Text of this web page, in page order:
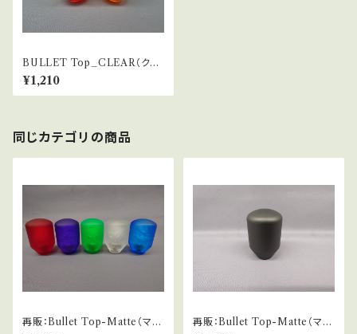
BULLET Top_CLEAR（クリ
アバブル）
¥1,210
同じカテゴリの商品
再販：Bullet Top-Matte（マッ
再販：Bullet Top-Matte（マッ